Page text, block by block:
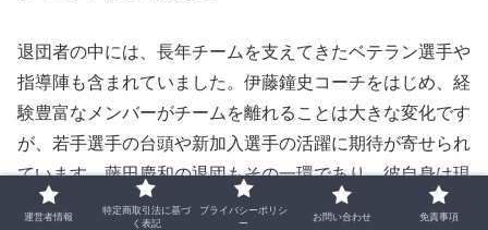
退団者の中には、長年チームを支えてきたベテラン選手や
指導陣も含まれていました。伊藤鐘史コーチをはじめ、経
験豊富なメンバーがチームを離れることは大きな変化です
が、若手選手の台頭や新加入選手の活躍に期待が寄せられ
ています。藤田慶和の退団もその一環であり、彼自身は現
役続行を選び、新天地での挑戦を決断しました。
運営者情報
特定商取引法に基づ
く表記
プライバシーポリシ
ー
お問い合わせ 免責事項